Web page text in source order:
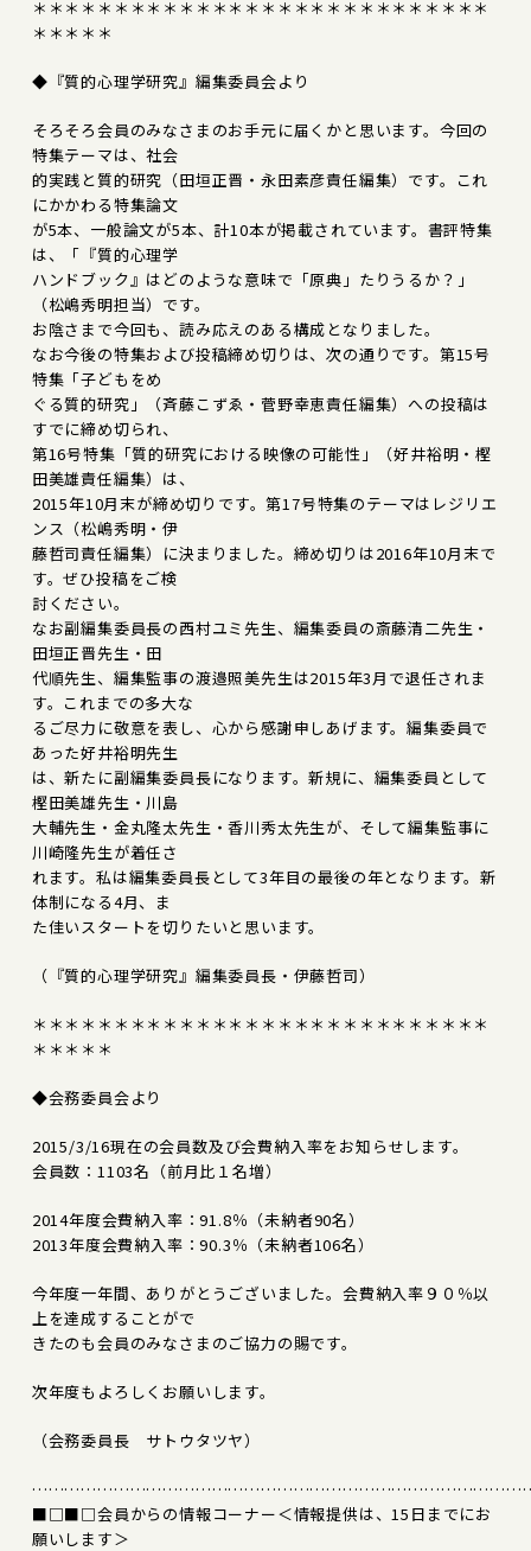
＊＊＊＊＊＊＊＊＊＊＊＊＊＊＊＊＊＊＊＊＊＊＊＊＊＊＊＊
＊＊＊＊＊
◆『質的心理学研究』編集委員会より
そろそろ会員のみなさまのお手元に届くかと思います。今回の
特集テーマは、社会
的実践と質的研究（田垣正晋・永田素彦責任編集）です。これ
にかかわる特集論文
が5本、一般論文が5本、計10本が掲載されています。書評特集
は、「『質的心理学
ハンドブック』はどのような意味で「原典」たりうるか？」
（松嶋秀明担当）です。
お陰さまで今回も、読み応えのある構成となりました。
なお今後の特集および投稿締め切りは、次の通りです。第15号
特集「子どもをめ
ぐる質的研究」（斉藤こずゑ・菅野幸恵責任編集）への投稿は
すでに締め切られ、
第16号特集「質的研究における映像の可能性」（好井裕明・樫
田美雄責任編集）は、
2015年10月末が締め切りです。第17号特集のテーマはレジリエ
ンス（松嶋秀明・伊
藤哲司責任編集）に決まりました。締め切りは2016年10月末で
す。ぜひ投稿をご検
討ください。
なお副編集委員長の西村ユミ先生、編集委員の斎藤清二先生・
田垣正晋先生・田
代順先生、編集監事の渡邉照美先生は2015年3月で退任されま
す。これまでの多大な
るご尽力に敬意を表し、心から感謝申しあげます。編集委員で
あった好井裕明先生
は、新たに副編集委員長になります。新規に、編集委員として
樫田美雄先生・川島
大輔先生・金丸隆太先生・香川秀太先生が、そして編集監事に
川崎隆先生が着任さ
れます。私は編集委員長として3年目の最後の年となります。新
体制になる4月、ま
た佳いスタートを切りたいと思います。
（『質的心理学研究』編集委員長・伊藤哲司）
＊＊＊＊＊＊＊＊＊＊＊＊＊＊＊＊＊＊＊＊＊＊＊＊＊＊＊＊
＊＊＊＊＊
◆会務委員会より
2015/3/16現在の会員数及び会費納入率をお知らせします。
会員数：1103名（前月比１名増）
2014年度会費納入率：91.8％（未納者90名）
2013年度会費納入率：90.3％（未納者106名）
今年度一年間、ありがとうございました。会費納入率９０％以
上を達成することがで
きたのも会員のみなさまのご協力の賜です。
次年度もよろしくお願いします。
（会務委員長 サトウタツヤ）
■□■□会員からの情報コーナー＜情報提供は、15日までにお
願いします＞